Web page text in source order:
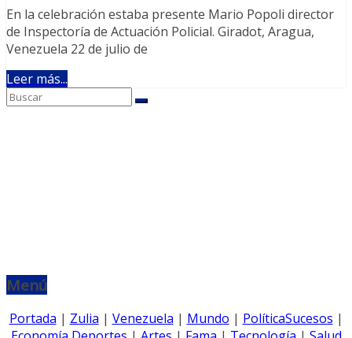
En la celebración estaba presente Mario Popoli director
de Inspectoría de Actuación Policial. Giradot, Aragua,
Venezuela 22 de julio de
Leer más...
Menú
Portada | Zulia | Venezuela | Mundo | PolíticaSucesos |